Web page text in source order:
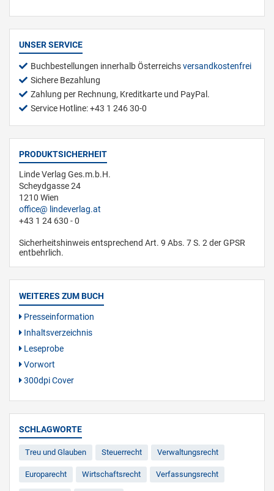
UNSER SERVICE
Buchbestellungen innerhalb Österreichsversandkostenfrei
Sichere Bezahlung
Zahlung per Rechnung, Kreditkarte und PayPal.
Service Hotline: +43 1 246 30-0
PRODUKTSICHERHEIT
Linde Verlag Ges.m.b.H.
Scheydgasse 24
1210 Wien
office
lindeverlag.at
+43 1 24 630 - 0
Sicherheitshinweis entsprechend Art. 9 Abs. 7 S. 2 der GPSR
entbehrlich.
WEITERES ZUM BUCH
Presseinformation
Inhaltsverzeichnis
Leseprobe
Vorwort
300dpi Cover
SCHLAGWORTE
Treu und Glauben Steuerrecht Verwaltungsrecht
Europarecht Wirtschaftsrecht Verfassungsrecht